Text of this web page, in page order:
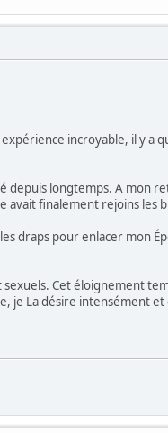
incroyable, il y a
depuis longtemps. A mon
avait finalement rejoins les
draps pour enlacer mon
Cet éloignement
je La désire intensément